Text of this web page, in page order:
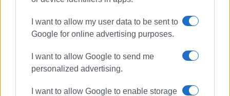
I want to allow my user data to be sent to
Google for online advertising purposes.
I want to allow Google to send me
personalized advertising.
I want to allow Google to enable storage
Αστυνομία. Ωστόσο δεν έχω αίτημα για κάτι τέτοιο από
ΧΡΙΣΤΙΝΑ ΓΚΕΡΕΚΟΥ
Εμφανίσεις: 90